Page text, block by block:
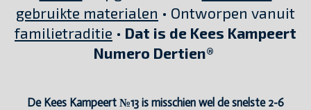
gebruikte materialen • Ontworpen vanuit
familietraditie • Dat is de Kees Kampeert
Numero Dertien®
De Kees Kampeert №13 is misschien wel de snelste 2-6